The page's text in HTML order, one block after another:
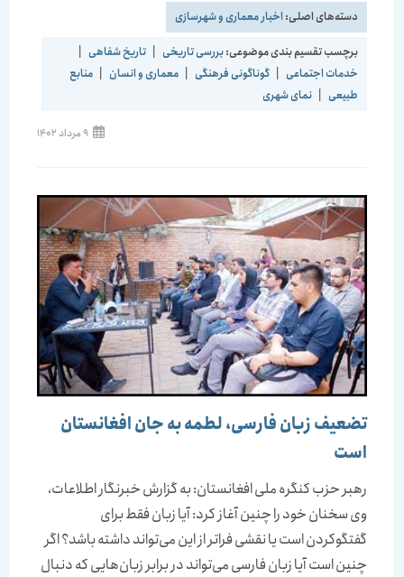
دسته‌های اصلی:اخبار معماری و شهرسازی
برچسب تقسیم بندی موضوعی:بررسی تاریخی | تاریخ شفاهی |
خدمات اجتماعی | گوناگونی فرهنگی | معماری و انسان |
منابع
طبیعی | نمای شهری
نوشته
منتشر
9 مرداد 1402
تضعیف زبان فارسی، لطمه به جان افغانستان
است
رهبر حزب کنگره ملی افغانستان: به گزارش خبرنگار اطلاعات،
وی سخنان خود را چنین آغاز کرد: آیا زبان فقط برای
گفتگوکردن است یا نقشی فراتر از این می‌تواند داشته باشد؟ اگر
چنین است آیا زبان فارسی می‌تواند در برابر زبان‌هایی که دنبال